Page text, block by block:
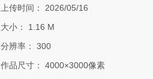
上传时间：
2026/05/16
大小：
1.16 M
分辨率：
300
作品尺寸：
4000×3000像素